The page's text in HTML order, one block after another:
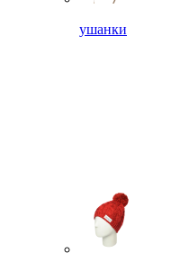
ушанки